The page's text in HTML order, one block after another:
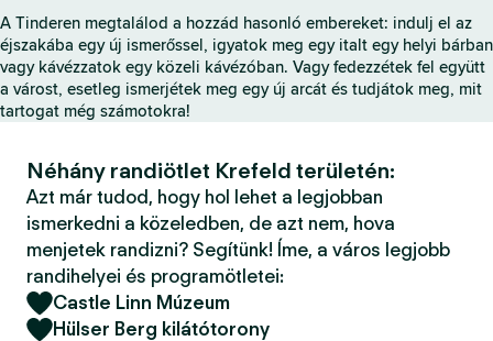
a
l
A Tinderen megtalálod a hozzád hasonló embereket: indulj el az
éjszakába egy új ismerőssel, igyatok meg egy italt egy helyi bárban
vagy kávézzatok egy közeli kávézóban. Vagy fedezzétek fel együtt
a várost, esetleg ismerjétek meg egy új arcát és tudjátok meg, mit
tartogat még számotokra!
Néhány randiötlet Krefeld területén:
Azt már tudod, hogy hol lehet a legjobban
ismerkedni a közeledben, de azt nem, hova
menjetek randizni? Segítünk! Íme, a város legjobb
randihelyei és programötletei:
Castle Linn Múzeum
Hülser Berg kilátótorony